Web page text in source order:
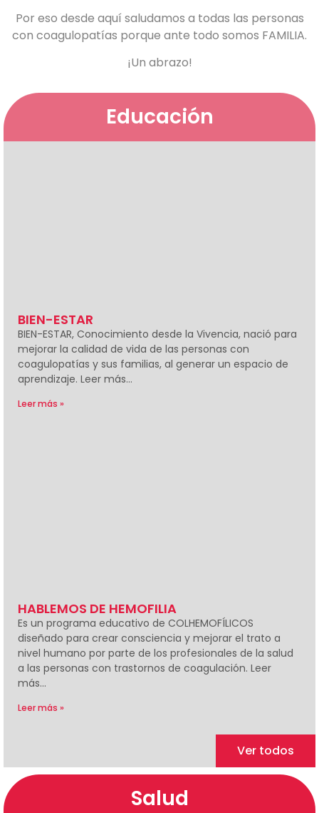
Por eso desde aquí saludamos a todas las personas
con coagulopatías porque ante todo somos FAMILIA.
¡Un abrazo!
Educación
BIEN-ESTAR
BIEN-ESTAR, Conocimiento desde la Vivencia, nació para
mejorar la calidad de vida de las personas con
coagulopatías y sus familias, al generar un espacio de
aprendizaje. Leer más…
Leer más »
HABLEMOS DE HEMOFILIA
Es un programa educativo de COLHEMOFÍLICOS
diseñado para crear consciencia y mejorar el trato a
nivel humano por parte de los profesionales de la salud
a las personas con trastornos de coagulación. Leer
más…
Leer más »
Ver todos
Salud